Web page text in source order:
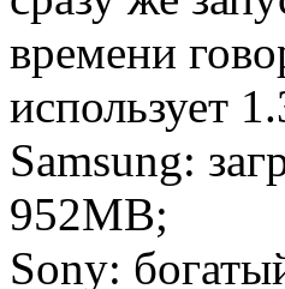
времени
использует
Samsung:
952МВ;
Sony: